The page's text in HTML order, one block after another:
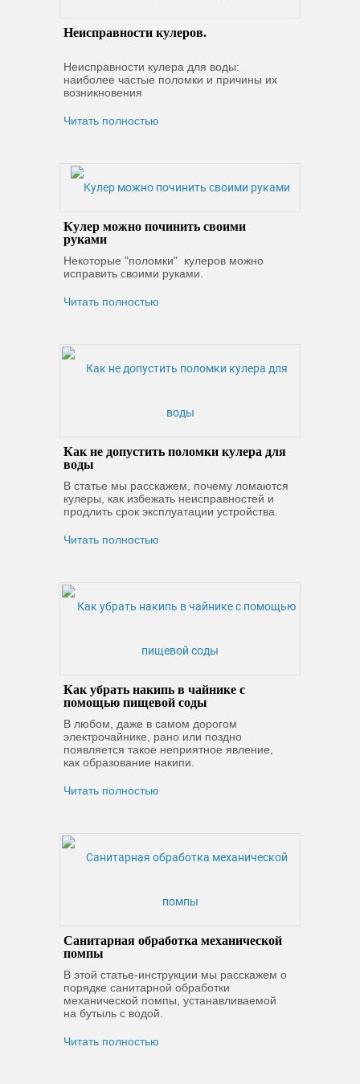
Неисправности кулеров.
Неисправности кулера для воды:
наиболее частые поломки и причины их
возникновения
Читать полностью
Кулер можно починить своими
руками
Некоторые "поломки" кулеров можно
исправить своими руками.
Читать полностью
Как не допустить поломки кулера для
воды
В статье мы расскажем, почему ломаются
кулеры, как избежать неисправностей и
продлить срок эксплуатации устройства.
Читать полностью
Как убрать накипь в чайнике с
помощью пищевой соды
В любом, даже в самом дорогом
электрочайнике, рано или поздно
появляется такое неприятное явление,
как образование накипи.
Читать полностью
Санитарная обработка механической
помпы
В этой статье-инструкции мы расскажем о
порядке санитарной обработки
механической помпы, устанавливаемой
на бутыль с водой.
Читать полностью